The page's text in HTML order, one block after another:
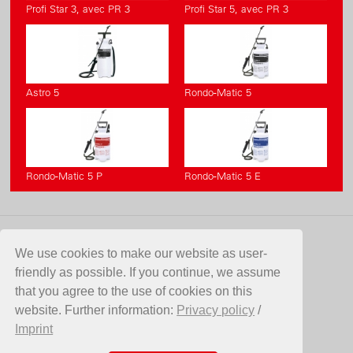
We use cookies to make our website as user-
friendly as possible. If you continue, we assume
that you agree to the use of cookies on this
website. Further information: Privacy policy /
Imprint
Profi Star 3, avec PR 3 Profi Star 5, avec PR 3
Astro 5 Rondo-Matic 5
Rondo-Matic 5 P Rondo-Matic 5 E
CONTACT
Birchmeier Sprühtechnik AG
Im Stetterfeld 1
5608 Stetten
Suisse